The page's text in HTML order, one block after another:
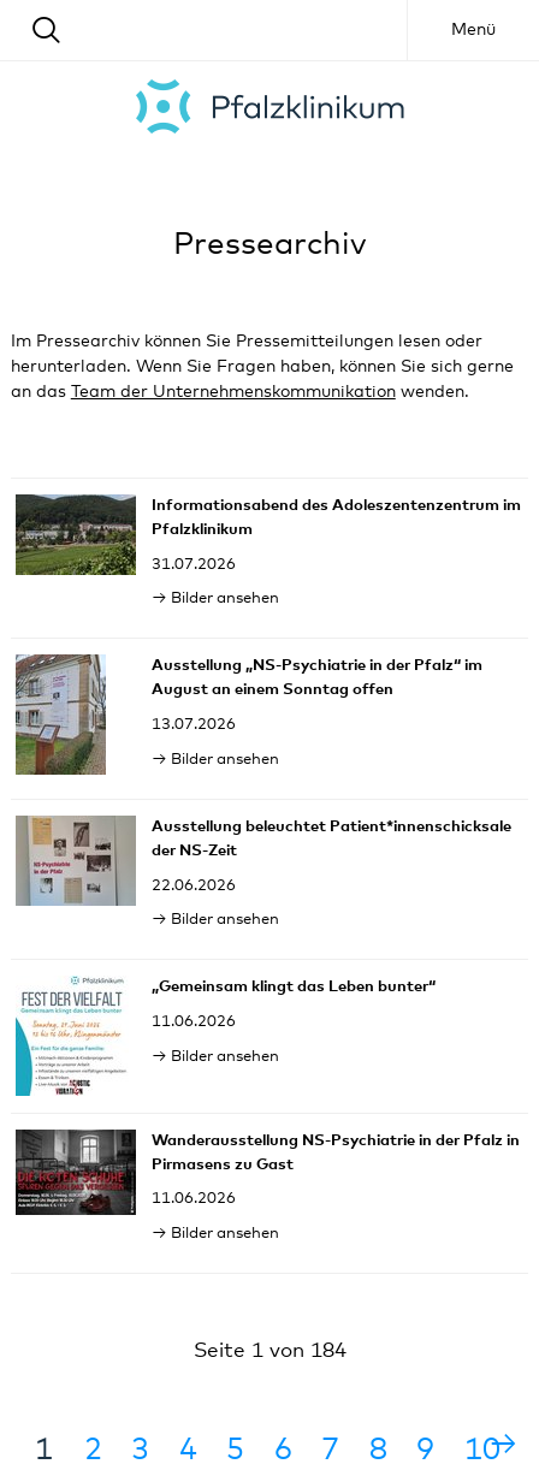
Menü
Pressearchiv
Im Pressearchiv können Sie Pressemitteilungen lesen oder
herunterladen. Wenn Sie Fragen haben, können Sie sich gerne
an das Team der Unternehmenskommunikationwenden.
Informationsabend des Adoleszentenzentrum im
Pfalzklinikum
31.07.2026
Bilder ansehen
Ausstellung „NS-Psychiatrie in der Pfalz“ im
August an einem Sonntag offen
13.07.2026
Bilder ansehen
Ausstellung beleuchtet Patient*innenschicksale
der NS-Zeit
22.06.2026
Bilder ansehen
„Gemeinsam klingt das Leben bunter“
11.06.2026
Bilder ansehen
Wanderausstellung NS-Psychiatrie in der Pfalz in
Pirmasens zu Gast
11.06.2026
Bilder ansehen
Seite 1 von 184
1 2 3 4 5 6 7 8 9
10→